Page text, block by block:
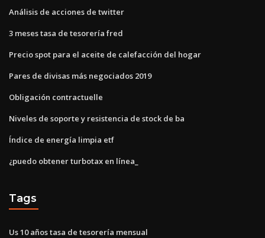
Análisis de acciones de twitter
3 meses tasa de tesorería fred
Precio spot para el aceite de calefacción del hogar
Pares de divisas más negociados 2019
Obligación contractuelle
Niveles de soporte y resistencia de stock de ba
Índice de energía limpia etf
¿puedo obtener turbotax en línea_
Tags
Us 10 años tasa de tesorería mensual